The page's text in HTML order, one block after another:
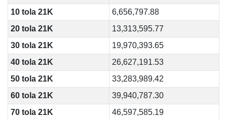
10 tola 21K
6,656,797.88
20 tola 21K
13,313,595.77
30 tola 21K
19,970,393.65
40 tola 21K
26,627,191.53
50 tola 21K
33,283,989.42
60 tola 21K
39,940,787.30
70 tola 21K
46,597,585.19